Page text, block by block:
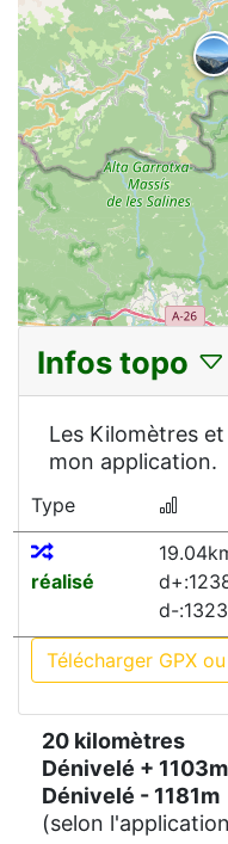
Infos topo
Les Kilomètres
mon application.
Type
réalisé
d-
Télécharger GPX
20 kilomètres
Dénivelé + 1103m
Dénivelé - 1181m
(selon